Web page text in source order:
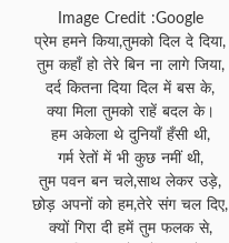
Image Credit :Google
प्रेम हमने किया,तुमको दिल दे दिया,
तुम कहाँ हो तेरे बिन ना लागे जिया,
दर्द कितना दिया दिल में बस के,
क्या मिला तुमको राहें बदल के।
हम अकेला थे दुनियाँ हँसी थी,
गर्म रेतों में भी कुछ नमीं थी,
तुम पवन बन चले,साथ लेकर उड़े,
छोड़ अपनों को हम,तेरे संग चल दिए,
क्यों गिरा दी हमें तुम फलक से,